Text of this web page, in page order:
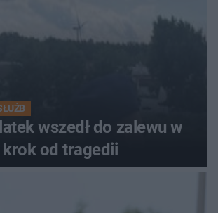
wszedł do zalewu w
krok od tragedii